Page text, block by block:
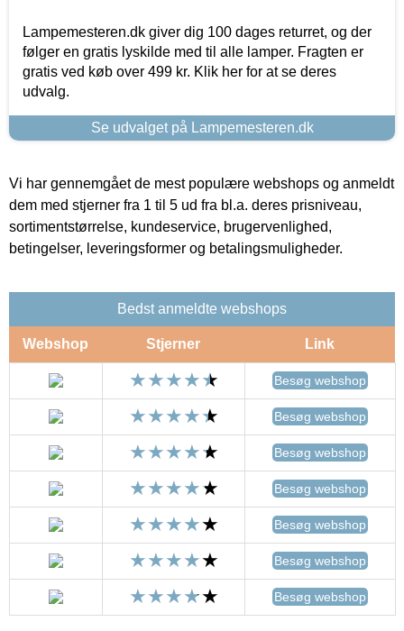
Lampemesteren.dk giver dig 100 dages returret, og der
følger en gratis lyskilde med til alle lamper. Fragten er
gratis ved køb over 499 kr. Klik her for at se deres
udvalg.
Se udvalget på Lampemesteren.dk
Vi har gennemgået de mest populære webshops og anmeldt
dem med stjerner fra 1 til 5 ud fra bl.a. deres prisniveau,
sortimentstørrelse, kundeservice, brugervenlighed,
betingelser, leveringsformer og betalingsmuligheder.
Bedst anmeldte webshops
Webshop Stjerner Link
Besøg webshop
Besøg webshop
Besøg webshop
Besøg webshop
Besøg webshop
Besøg webshop
Besøg webshop